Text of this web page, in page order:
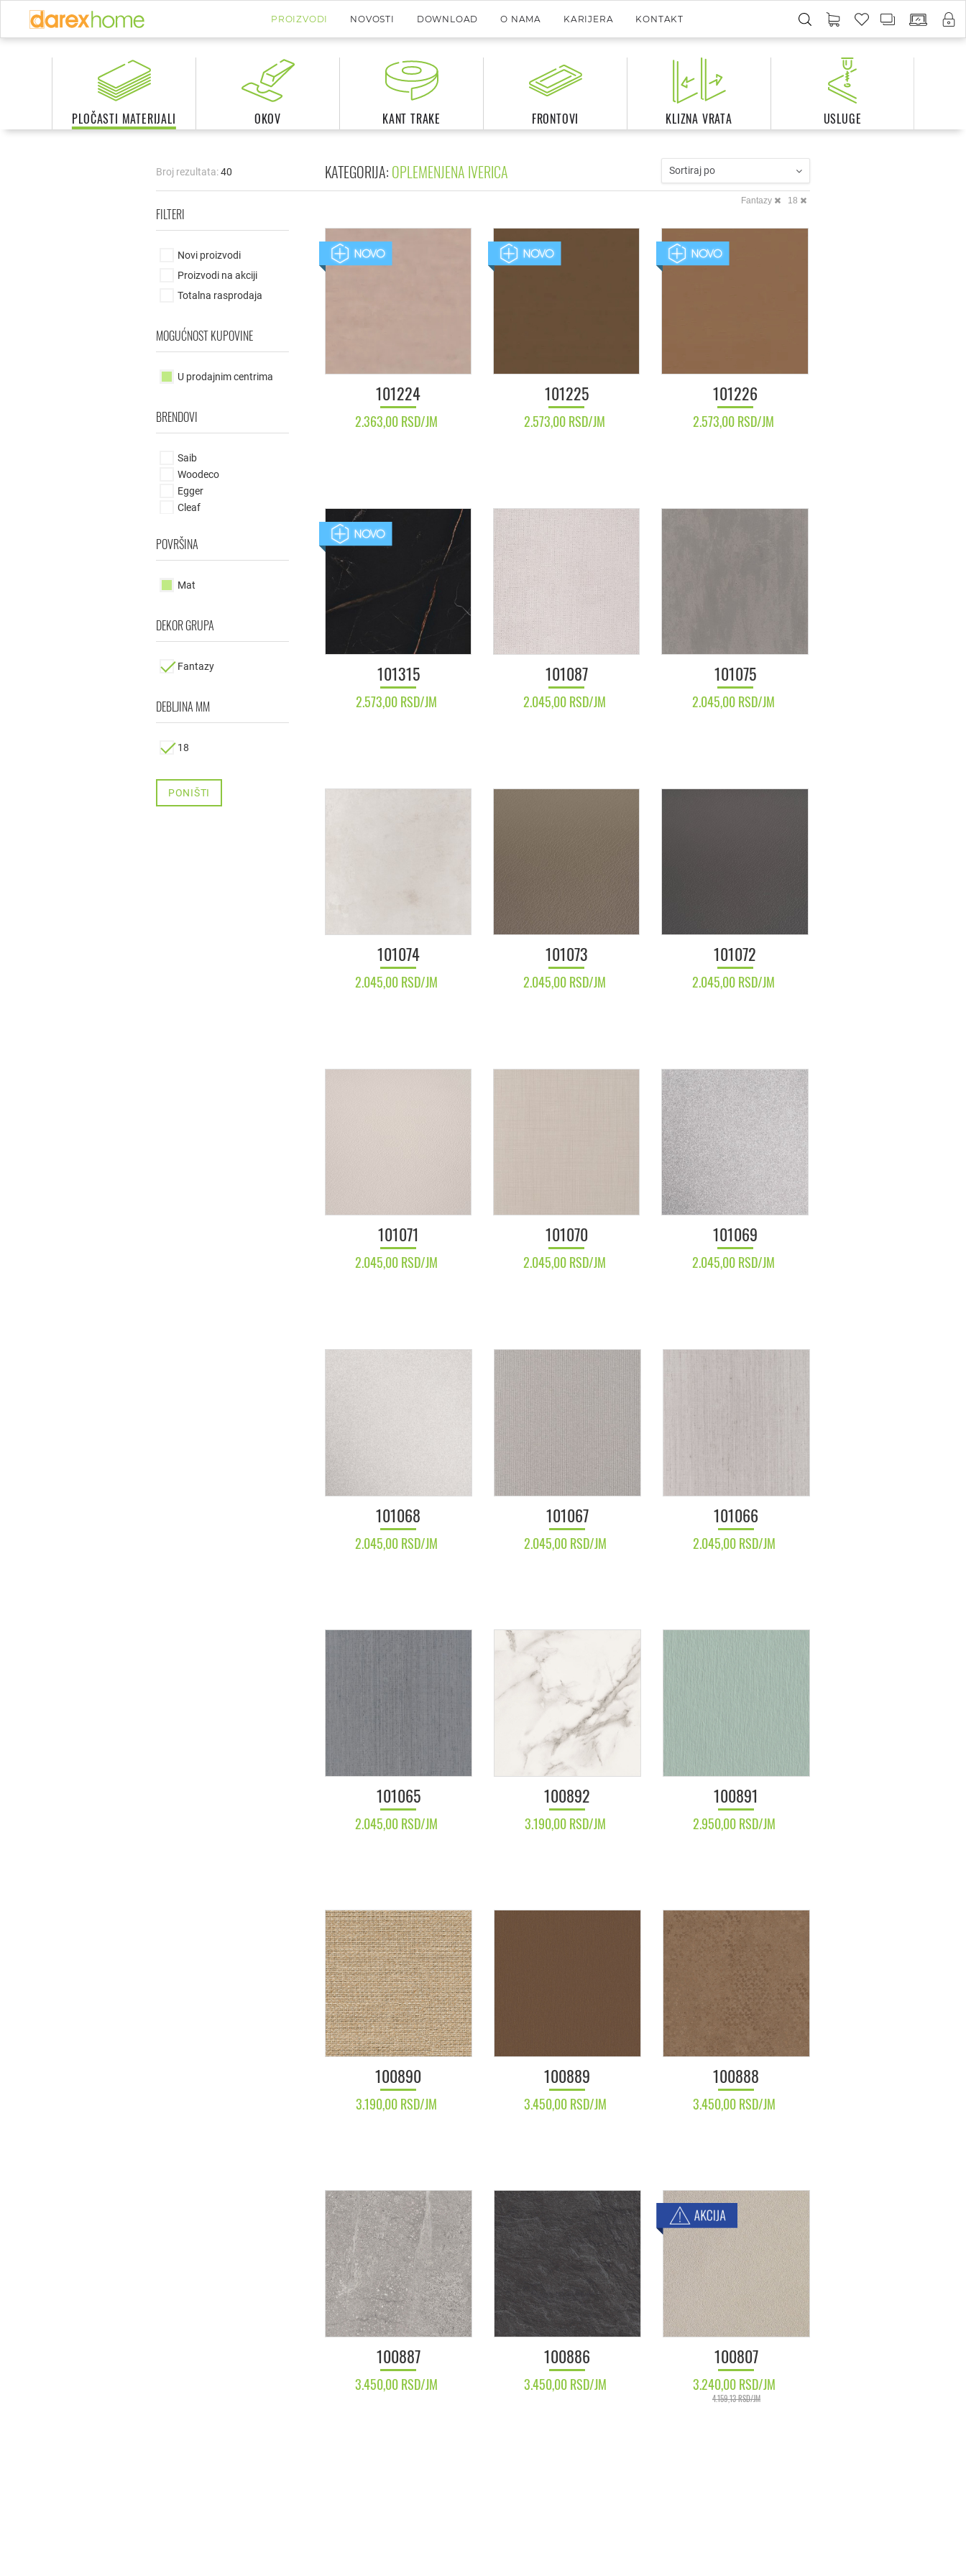
PROIZVODI NOVOSTI DOWNLOAD O NAMA KARIJERA KONTAKT
PLOČASTI MATERIJALI OKOV KANT TRAKE FRONTOVI KLIZNA VRATA USLUGE
Broj rezultata:40 KATEGORIJA: OPLEMENJENA IVERICA Sortiraj po
FILTERI
Novi proizvodi
Proizvodi na akciji
Totalna rasprodaja
MOGUĆNOST KUPOVINE
U prodajnim centrima
BRENDOVI
Saib
Woodeco
Egger
Cleaf
POVRŠINA
Mat
DEKOR GRUPA
Fantazy
DEBLJINA MM
18
PONIŠTI
Fantazy 18
101224
2.363,00 RSD/JM
101225
2.573,00 RSD/JM
101226
2.573,00 RSD/JM
101315
2.573,00 RSD/JM
101087
2.045,00 RSD/JM
101075
2.045,00 RSD/JM
101074
2.045,00 RSD/JM
101073
2.045,00 RSD/JM
101072
2.045,00 RSD/JM
101071
2.045,00 RSD/JM
101070
2.045,00 RSD/JM
101069
2.045,00 RSD/JM
101068
2.045,00 RSD/JM
101067
2.045,00 RSD/JM
101066
2.045,00 RSD/JM
101065
2.045,00 RSD/JM
100892
3.190,00 RSD/JM
100891
2.950,00 RSD/JM
100890
3.190,00 RSD/JM
100889
3.450,00 RSD/JM
100888
3.450,00 RSD/JM
100887
3.450,00 RSD/JM
100886
3.450,00 RSD/JM
100807
4.159,13 RSD/JM
3.240,00 RSD/JM